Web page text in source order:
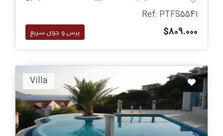
می خواهند برای همیشه به ترکیه نقل مکان كنند.
Ref: PTFS5541
$809.000 پرس و جوی سریع
Villa